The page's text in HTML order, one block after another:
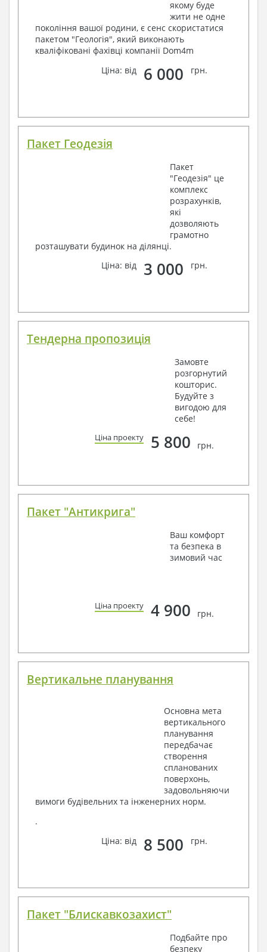
якому буде
жити не одне
покоління вашої родини, є сенс скористатися
пакетом "Геологія", який виконають
кваліфіковані фахівці компанії Dom4m
Ціна: від
6 000 грн.
Пакет Геодезія
Пакет
"Геодезія" це
комплекс
розрахунків,
які
дозволяють
грамотно
розташувати будинок на ділянці.
Ціна: від
3 000 грн.
Тендерна пропозиція
Замовте
розгорнутий
кошторис.
Будуйте з
вигодою для
себе!
Ціна проекту 5 800 грн.
Пакет "Антикрига"
Ваш комфорт
та безпека в
зимовий час
Ціна проекту 4 900 грн.
Вертикальне планування
Основна мета
вертикального
планування
передбачає
створення
спланованих
поверхонь,
задовольняючи
вимоги будівельних та інженерних норм.
.
Ціна: від
8 500 грн.
Пакет "Блискавкозахист"
Подбайте про
безпеку